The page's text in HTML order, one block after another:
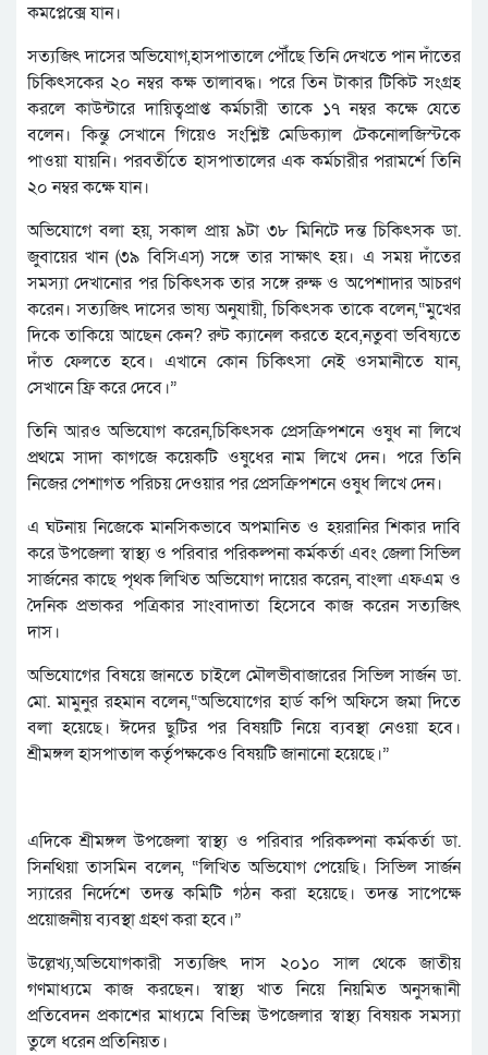
কমপ্লেক্সে যান।
সত্যজিৎ দাসের অভিযোগ,হাসপাতালে পৌঁছে তিনি দেখতে পান দাঁতের
চিকিৎসকের ২০ নম্বর কক্ষ তালাবদ্ধ। পরে তিন টাকার টিকিট সংগ্রহ
করলে কাউন্টারে দায়িত্বপ্রাপ্ত কর্মচারী তাকে ১৭ নম্বর কক্ষে যেতে
বলেন। কিন্তু সেখানে গিয়েও সংশ্লিষ্ট মেডিক্যাল টেকনোলজিস্টকে
পাওয়া যায়নি। পরবর্তীতে হাসপাতালের এক কর্মচারীর পরামর্শে তিনি
২০ নম্বর কক্ষে যান।
অভিযোগে বলা হয়, সকাল প্রায় ৯টা ৩৮ মিনিটে দন্ত চিকিৎসক ডা.
জুবায়ের খান (৩৯ বিসিএস) সঙ্গে তার সাক্ষাৎ হয়। এ সময় দাঁতের
সমস্যা দেখানোর পর চিকিৎসক তার সঙ্গে রুক্ষ ও অপেশাদার আচরণ
করেন। সত্যজিৎ দাসের ভাষ্য অনুযায়ী, চিকিৎসক তাকে বলেন,“মুখের
দিকে তাকিয়ে আছেন কেন? রুট ক্যানেল করতে হবে,নতুবা ভবিষ্যতে
দাঁত ফেলতে হবে। এখানে কোন চিকিৎসা নেই ওসমানীতে যান,
সেখানে ফ্রি করে দেবে।”
তিনি আরও অভিযোগ করেন,চিকিৎসক প্রেসক্রিপশনে ওষুধ না লিখে
প্রথমে সাদা কাগজে কয়েকটি ওষুধের নাম লিখে দেন। পরে তিনি
নিজের পেশাগত পরিচয় দেওয়ার পর প্রেসক্রিপশনে ওষুধ লিখে দেন।
এ ঘটনায় নিজেকে মানসিকভাবে অপমানিত ও হয়রানির শিকার দাবি
করে উপজেলা স্বাস্থ্য ও পরিবার পরিকল্পনা কর্মকর্তা এবং জেলা সিভিল
সার্জনের কাছে পৃথক লিখিত অভিযোগ দায়ের করেন, বাংলা এফএম ও
দৈনিক প্রভাকর পত্রিকার সাংবাদাতা হিসেবে কাজ করেন সত্যজিৎ
দাস।
অভিযোগের বিষয়ে জানতে চাইলে মৌলভীবাজারের সিভিল সার্জন ডা.
মো. মামুনুর রহমান বলেন,“অভিযোগের হার্ড কপি অফিসে জমা দিতে
বলা হয়েছে। ঈদের ছুটির পর বিষয়টি নিয়ে ব্যবস্থা নেওয়া হবে।
শ্রীমঙ্গল হাসপাতাল কর্তৃপক্ষকেও বিষয়টি জানানো হয়েছে।”
এদিকে শ্রীমঙ্গল উপজেলা স্বাস্থ্য ও পরিবার পরিকল্পনা কর্মকর্তা ডা.
সিনথিয়া তাসমিন বলেন, “লিখিত অভিযোগ পেয়েছি। সিভিল সার্জন
স্যারের নির্দেশে তদন্ত কমিটি গঠন করা হয়েছে। তদন্ত সাপেক্ষে
প্রয়োজনীয় ব্যবস্থা গ্রহণ করা হবে।”
উল্লেখ্য,অভিযোগকারী সত্যজিৎ দাস ২০১০ সাল থেকে জাতীয়
গণমাধ্যমে কাজ করছেন। স্বাস্থ্য খাত নিয়ে নিয়মিত অনুসন্ধানী
প্রতিবেদন প্রকাশের মাধ্যমে বিভিন্ন উপজেলার স্বাস্থ্য বিষয়ক সমস্যা
তুলে ধরেন প্রতিনিয়ত।